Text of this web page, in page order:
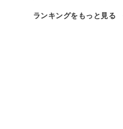
ランキングをもっと見る